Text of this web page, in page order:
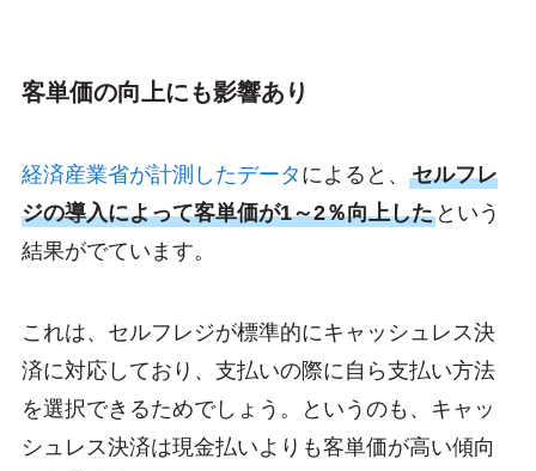
客単価の向上にも影響あり
経済産業省が計測したデータ によると、 セルフレ
ジの導入によって客単価が1～2％向上したという
結果がでています。
これは、セルフレジが標準的にキャッシュレス決
済に対応しており、支払いの際に自ら支払い方法
を選択できるためでしょう。というのも、キャッ
シュレス決済は現金払いよりも客単価が高い傾向